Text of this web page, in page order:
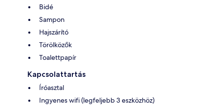
Bidé
Sampon
Hajszárító
Törölközők
Toalettpapír
Kapcsolattartás
Íróasztal
Ingyenes wifi (legfeljebb 3 eszközhöz)